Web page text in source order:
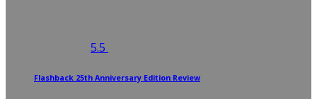
5.5
Flashback 25th Anniversary Edition Review